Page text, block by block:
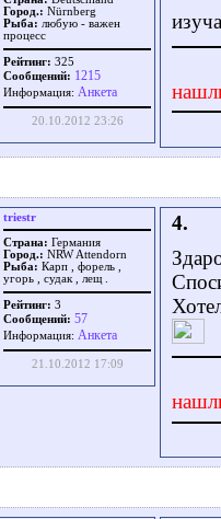
Город.: Nürnberg
Рыба: любую - важен
процесс
Рейтинг: 325
Сообщений: 1215
Информация: Aнкета
20.10.2012 23:26
triestr
Страна: Германия
Город.: NRW Attendorn
Рыба: Карп , форель ,
угорь , судак , лещ .
Рейтинг: 3
Сообщений: 57
Информация: Aнкета
21.10.2012 17:09
4.